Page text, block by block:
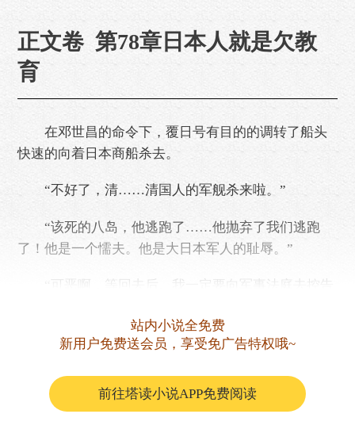
正文卷 第78章日本人就是欠教
育
在邓世昌的命令下，覆日号有目的的调转了船头
快速的向着日本商船杀去。
“不好了，清……清国人的军舰杀来啦。”
“该死的八岛，他逃跑了……他抛弃了我们逃跑
了！他是一个懦夫。他是大日本军人的耻辱。”
商船上的日本商人和船员们一个个面容扭曲，他
站内小说全免费
新用户免费送会员，享受免广告特权哦~
前往塔读小说APP免费阅读